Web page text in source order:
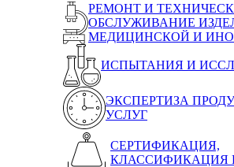
РЕМОНТ И
ОБСЛУЖИВАНИЕ
МЕДИЦИНСКОЙ И
ИСПЫТАНИЯ И
ЭКСПЕРТИЗА
УСЛУГ
СЕРТИФИКАЦИЯ,
КЛАССИФИКАЦИЯ